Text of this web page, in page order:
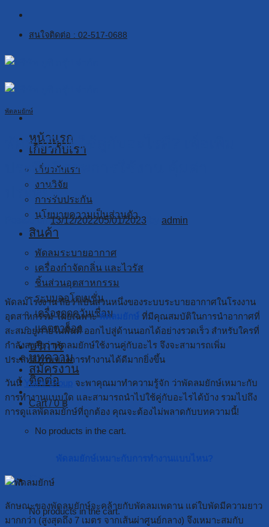
Skip
contentสนใจติดต่อ : 02-517-0688
หน้าแรก
เกี่ยวกับเรา
เกี่ยวกับเรา
งานวิจัย
การรับประกัน
นโยบายความเป็นส่วนตัว
สินค้า
พัดลมระบายอากาศ
เครื่องกำจัดกลิ่น และไวรัส
ชิ้นส่วนอุตสาหกรรม
ระบบออโตเมชั่น
เครื่องดูดควันเชื่อม
แคตตาล็อก
บริการ
บทความ
สมัครงาน
ติดต่อ
Cart /0฿
No products in the cart.
Cart
No products in the cart.
พัดลมยักษ์
พัดลมยักษ์ ใช้คู่กับอะไรดี? เพื่อเพิ่ม
ประสิทธิภาพการใช้งาน คุ้มค่า
ประหยัด
Posted on13/12/202205/01/2023 admin
พัดลมโรงงาน ถือว่าเป็นส่วนหนึ่งของระบบระบายอากาศในโรงงาน
อุตสาหกรรม โดยเฉพาะพัดลมยักษ์
ที่มีคุณสมบัติในการนำอากาศที่
สะสมอยู่ภายในพื้นที่ ออกไปสู่ด้านนอกได้อย่างรวดเร็ว สำหรับใครที่
กำลังสงสัยว่าพัดลมยักษ์ใช้งานคู่กับอะไร จึงจะสามารถเพิ่ม
ประสิทธิภาพของการทำงานได้ดีมากยิ่งขึ้น
วันนี้ Yushi Group
จะพาคุณมาทำความรู้จัก ว่าพัดลมยักษ์เหมาะกับ
การทำงานแบบใด และสามารถนำไปใช้คู่กับอะไรได้บ้าง รวมไปถึง
การดูแลพัดลมยักษ์ที่ถูกต้อง คุณจะต้องไม่พลาดกับบทความนี้!
ลักษณะของพัดลมยักษ์จะคล้ายกับพัดลมเพดาน แต่ใบพัดมีความยาว
มากกว่า (สูงสุดถึง 7 เมตร จากเส้นผ่าศูนย์กลาง) จึงเหมาะสมกับ